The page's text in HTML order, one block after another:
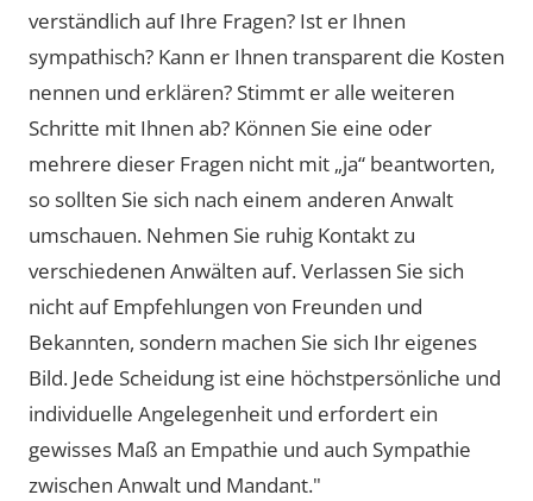
verständlich auf Ihre Fragen? Ist er Ihnen
sympathisch? Kann er Ihnen transparent die Kosten
nennen und erklären? Stimmt er alle weiteren
Schritte mit Ihnen ab? Können Sie eine oder
mehrere dieser Fragen nicht mit „ja“ beantworten,
so sollten Sie sich nach einem anderen Anwalt
umschauen. Nehmen Sie ruhig Kontakt zu
verschiedenen Anwälten auf. Verlassen Sie sich
nicht auf Empfehlungen von Freunden und
Bekannten, sondern machen Sie sich Ihr eigenes
Bild. Jede Scheidung ist eine höchstpersönliche und
individuelle Angelegenheit und erfordert ein
gewisses Maß an Empathie und auch Sympathie
zwischen Anwalt und Mandant."